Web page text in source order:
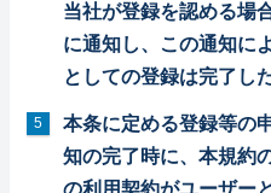
当社が登録を認める場
に通知し、この通知に
としての登録は完了し
本条に定める登録等の
知の完了時に、本規約